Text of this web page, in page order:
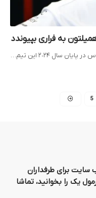
به فراری بپیوندد
سال ٢٠٢۴ این تیم…
5
یک را بخوانید، تماشا